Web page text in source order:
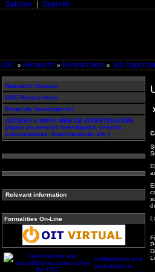
Galician Spanish
USC » Research » Researchers » Job
Research Groups
USC Researchers
Portal da Investigación
ACCESO A NOVA WEB DE INVESTIGACIÓN
(Apoio ao persoal investigador, xestión,
convocatorias, financiamento, etc.)
Relevant information
Formalities On-Line
Certifications and
accreditations